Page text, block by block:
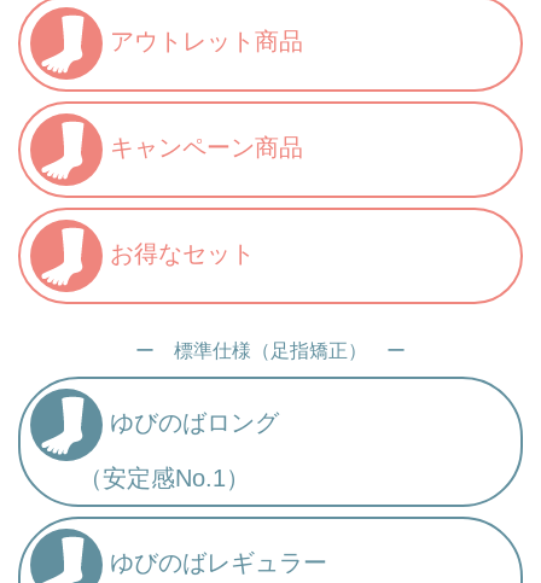
アウトレット商品
キャンペーン商品
お得なセット
ー 標準仕様（足指矯正） ー
ゆびのばロング
（安定感No.1）
ゆびのばレギュラー